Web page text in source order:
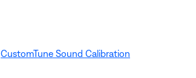
CustomTune Sound Calibration